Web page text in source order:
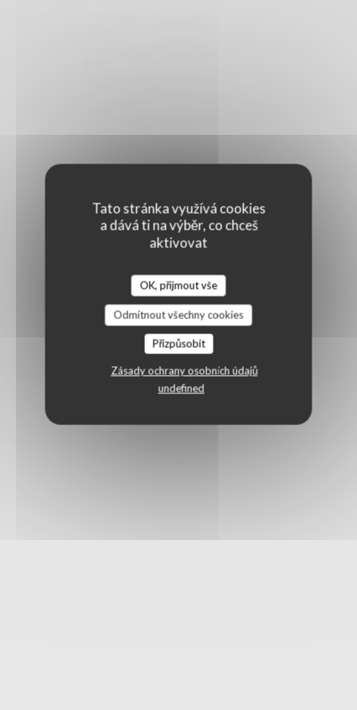
Tato stránka využívá cookies
a dává ti na výběr, co chceš
aktivovat
OK, přijmout vše
Odmítnout všechny cookies
Přizpůsobit
Zásady ochrany osobních údajů
undefined